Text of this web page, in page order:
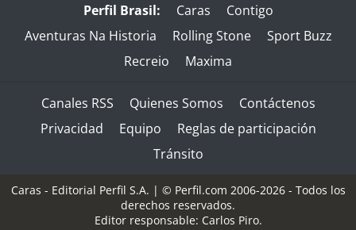
Perfil Brasil: Caras
Contigo
Aventuras Na Historia
Rolling Stone
Sport Buzz
Recreio
Maxima
Canales RSS Quienes Somos
Contáctenos
Privacidad
Equipo
Reglas de participación
Tránsito
Caras - Editorial Perfil S.A. | © Perfil.com 2006-2026 - Todos los
derechos reservados.
Editor responsable: Carlos Piro.